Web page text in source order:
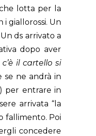
lotta per la
giallorossi. Un
Un ds arrivato a
dopo aver
c’è il cartello si
se ne andrà in
per entrare in
arrivata “la
fallimento. Poi
concedere